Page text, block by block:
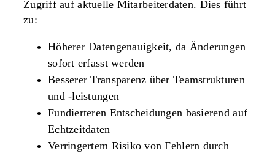
Zugriff auf aktuelle Mitarbeiterdaten. Dies führt
zu:
Höherer Datengenauigkeit, da Änderungen
sofort erfasst werden
Besserer Transparenz über Teamstrukturen
und -leistungen
Fundierteren Entscheidungen basierend auf
Echtzeitdaten
Verringertem Risiko von Fehlern durch